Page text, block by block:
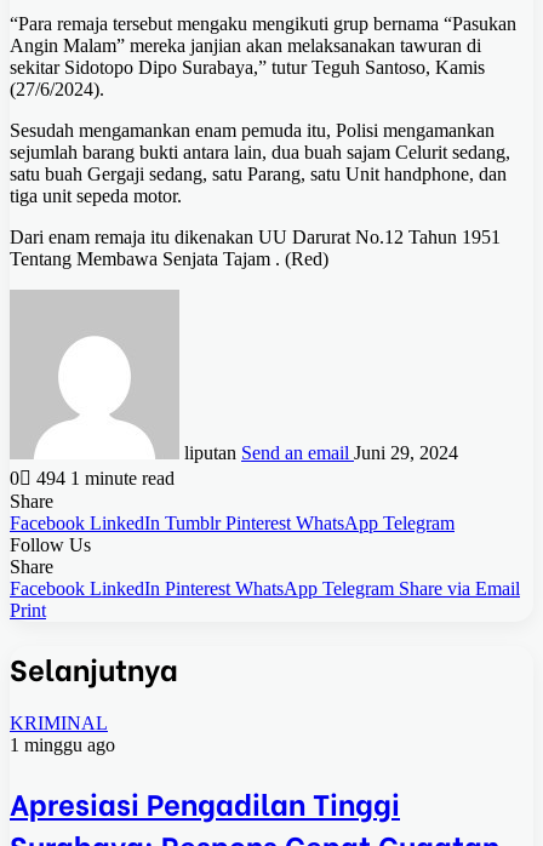
“Para remaja tersebut mengaku mengikuti grup bernama “Pasukan
Angin Malam” mereka janjian akan melaksanakan tawuran di
sekitar Sidotopo Dipo Surabaya,” tutur Teguh Santoso, Kamis
(27/6/2024).
Sesudah mengamankan enam pemuda itu, Polisi mengamankan
sejumlah barang bukti antara lain, dua buah sajam Celurit sedang,
satu buah Gergaji sedang, satu Parang, satu Unit handphone, dan
tiga unit sepeda motor.
Dari enam remaja itu dikenakan UU Darurat No.12 Tahun 1951
Tentang Membawa Senjata Tajam . (Red)
liputan Send an email Juni 29, 2024
0
494 1 minute read
Share
Facebook LinkedIn Tumblr Pinterest WhatsApp Telegram
Follow Us
Share
Facebook LinkedIn Pinterest WhatsApp Telegram Share via Email
Print
Selanjutnya
KRIMINAL
1 minggu ago
Apresiasi Pengadilan Tinggi